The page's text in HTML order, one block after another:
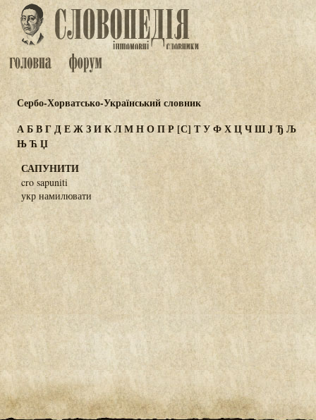
Сербо-Хорватсько-Український словник
АБВГДЕЖЗИКЛМНОПР [С] ТУФХЦЧШJЂЉ
ЊЋЏ
САПУНИТИ
cro sapuniti
укр намилювати